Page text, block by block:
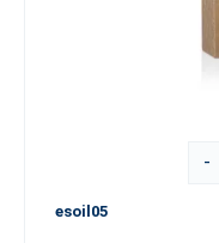
-
esoil05